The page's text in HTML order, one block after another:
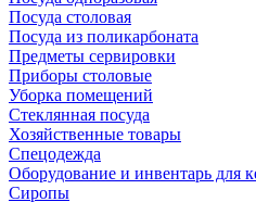
Посуда столовая
Посуда из поликарбоната
Предметы сервировки
Приборы столовые
Уборка помещений
Стеклянная посуда
Хозяйственные товары
Спецодежда
Оборудование и инвентарь для
Сиропы